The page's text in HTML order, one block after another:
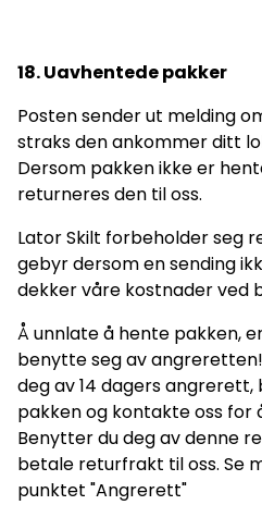
18. Uavhentede pakker
Posten sender ut melding
straks den ankommer ditt
Dersom pakken ikke er
returneres den til oss.
Lator Skilt forbeholder seg
gebyr dersom en sending
dekker våre kostnader ved
Å unnlate å hente pakken,
benytte seg av
deg av 14 dagers angrerett,
pakken og kontakte oss for
Benytter du deg av denne
betale returfrakt til oss. Se
punktet "Angrerett"